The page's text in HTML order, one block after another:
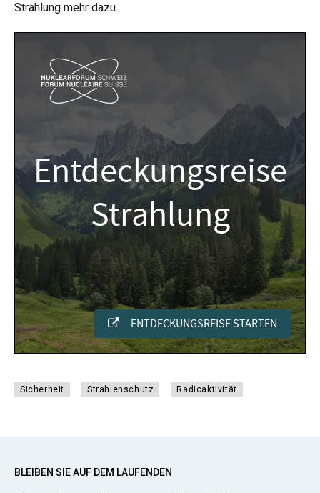
Strahlung mehr dazu.
Sicherheit Strahlenschutz Radioaktivität
BLEIBEN SIE AUF DEM LAUFENDEN